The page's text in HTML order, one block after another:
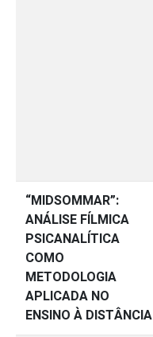
“MIDSOMMAR”:
ANÁLISE FÍLMICA
PSICANALÍTICA
COMO
METODOLOGIA
APLICADA NO
ENSINO À DISTÂNCIA